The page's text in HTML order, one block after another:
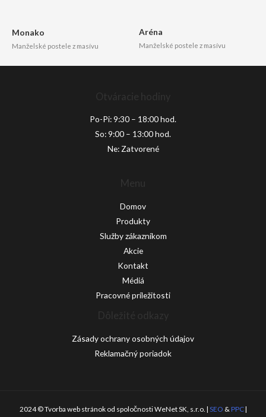
Monako
Manželské postele z masívu
Aréna
Manželské postele z masívu
Otváracie hodiny
Po-Pi: 9:30 – 18:00 hod.
So: 9:00 – 13:00 hod.
Ne: Zatvorené
Menu
Domov
Produkty
Služby zákazníkom
Akcie
Kontakt
Médiá
Pracovné príležitosti
Dôležité odkazy
Zásady ochrany osobných údajov
Reklamačný poriadok
2024 © Tvorba web stránok od spoločnosti WeNet SK, s.r.o. | SEO & PPC|